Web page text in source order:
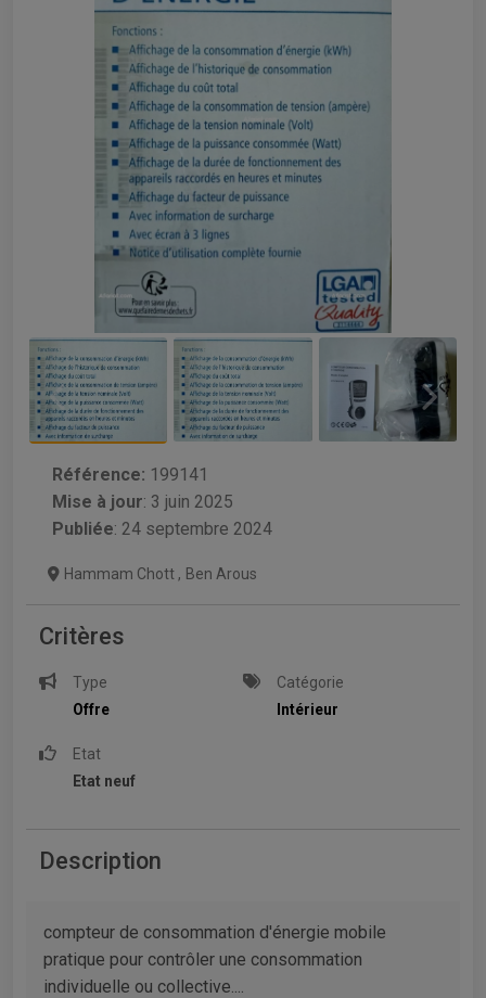
Référence: 199141
Mise à jour: 3 juin 2025
Publiée: 24 septembre 2024
Hammam Chott , Ben Arous
Critères
Type
Offre
Catégorie
Intérieur
Etat
Etat neuf
Description
compteur de consommation d'énergie mobile
pratique pour contrôler une consommation
individuelle ou collective....